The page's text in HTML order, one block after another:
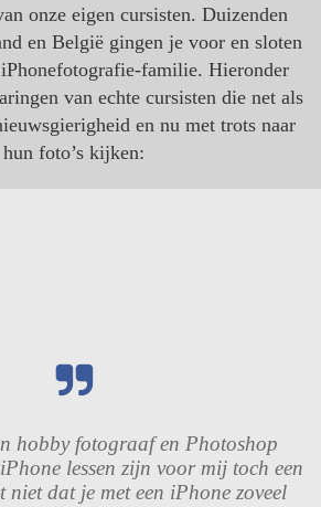
onze eigen cursisten. Duizenden
en België gingen je voor en sloten
familie. Hieronder
van echte cursisten die net als
en nu met trots naar
hun foto’s kijken:
hobby fotograaf en Photoshop
lessen zijn voor mij toch een
dat je met een iPhone zoveel